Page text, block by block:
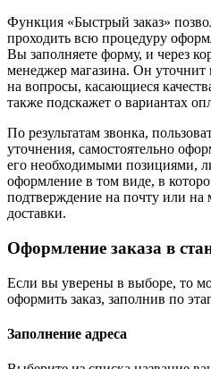
Функция «Быстрый заказ»
проходить всю процедуру
Вы заполняете форму, и через
менеджер магазина. Он уточнит
на вопросы, касающиеся
также подскажет о вариантах
По результатам звонка,
уточнения, самостоятельно
его необходимыми позициями,
оформление в том виде, в
подтверждение на почту или
доставки.
Оформление заказа в
Если вы уверены в выборе, то
оформить заказ, заполнив по
Заполнение адреса